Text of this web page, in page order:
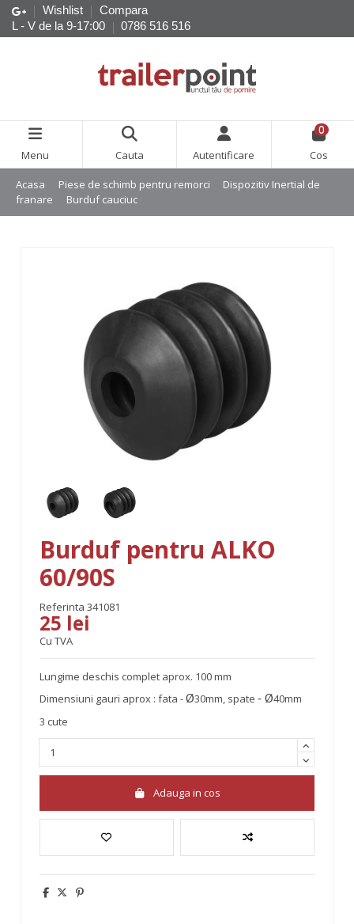
Wishlist
Compara
L - V de la 9-17:00
0786 516 516
Menu Cauta Autentificare
0
Cos
Acasa Piese de schimb pentru remorci
Dispozitiv Inertial de
franare
Burduf cauciuc
Burduf pentru ALKO
60/90S
Referinta 341081
25 lei
Cu TVA
Lungime deschis complet aprox. 100 mm
Dimensiuni gauri aprox : fata -Ø30mm, spate - Ø40mm
3 cute
Adauga in cos